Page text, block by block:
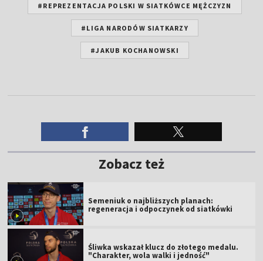
#REPREZENTACJA POLSKI W SIATKÓWCE MĘŻCZYZN
#LIGA NARODÓW SIATKARZY
#JAKUB KOCHANOWSKI
Zobacz też
Semeniuk o najbliższych planach:
regeneracja i odpoczynek od siatkówki
Śliwka wskazał klucz do złotego medalu.
"Charakter, wola walki i jedność"